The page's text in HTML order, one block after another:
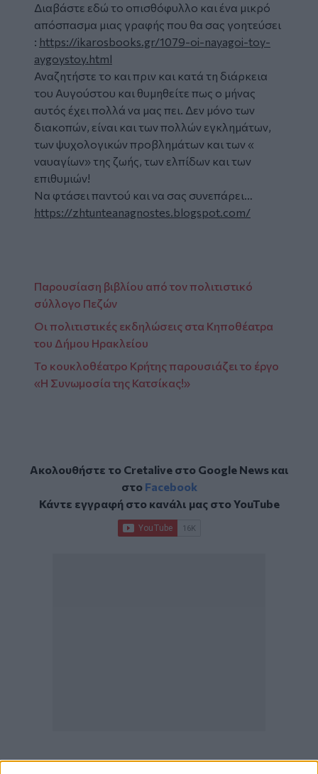
Διαβάστε εδώ το οπισθόφυλλο και ένα μικρό
απόσπασμα μιας γραφής που θα σας γοητεύσει
: https://ikarosbooks.gr/1079-oi-nayagoi-toy-
aygoystoy.html
Αναζητήστε το και πριν και κατά τη διάρκεια
του Αυγούστου και θυμηθείτε πως ο μήνας
αυτός έχει πολλά να μας πει. Δεν μόνο των
διακοπών, είναι και των πολλών εγκλημάτων,
των ψυχολογικών προβλημάτων και των «
ναυαγίων» της ζωής, των ελπίδων και των
επιθυμιών!
Να φτάσει παντού και να σας συνεπάρει…
https://zhtunteanagnostes.blogspot.com/
Παρουσίαση βιβλίου από τον πολιτιστικό
σύλλογο Πεζών
Οι πολιτιστικές εκδηλώσεις στα Κηποθέατρα
του Δήμου Ηρακλείου
Το κουκλοθέατρο Κρήτης παρουσιάζει το έργο
«Η Συνωμοσία της Κατσίκας!»
Ακολουθήστε το Cretalive στο Google Newsκαι
στο Facebook
Κάντε εγγραφή στο κανάλι μας στοYouTube